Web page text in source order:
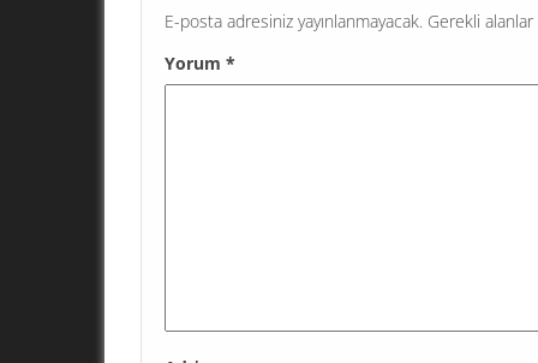
E-posta adresiniz yayınlanmayacak. Gerekli alanlar
Yorum *